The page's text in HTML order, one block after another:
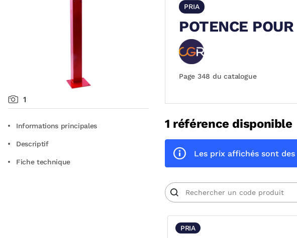
1
Informations principales
Descriptif
Fiche technique
PRIA
POTENCE
Page 348 du catalogue
1 référence disponible
Les prix affichés sont
PRIA